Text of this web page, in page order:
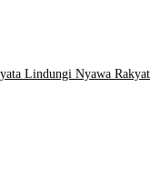
Lindungi Nyawa